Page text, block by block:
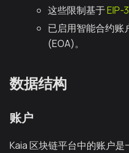
这些限制基于EIP-
已启用智能合约账
(EOA)。
数据结构
账户
Kaia 区块链平台中的账户